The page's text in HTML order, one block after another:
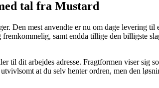
tal fra Mustard
Den mest anvendte er nu om dage levering til
samt endda tillige den billigste
dit arbejdes adresse. Fragtformen viser sig
at du selv henter ordren, men den